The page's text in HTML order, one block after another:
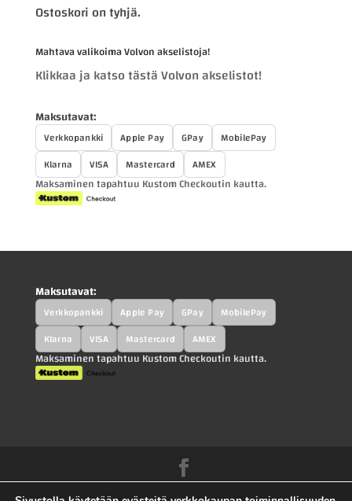
Ostoskori on tyhjä.
Mahtava valikoima Volvon akselistoja!
Klikkaa ja katso tästä Volvon akselistot!
Maksutavat:
Verkkopankki Apple Pay GPay
MobilePay
Klarna
VISA Mastercard AMEX
Maksaminen tapahtuu Kustom Checkoutin kautta.
Maksutavat:
Verkkopankki Apple Pay GPay
MobilePay
Klarna
VISA Mastercard AMEX
Maksaminen tapahtuu Kustom Checkoutin kautta.